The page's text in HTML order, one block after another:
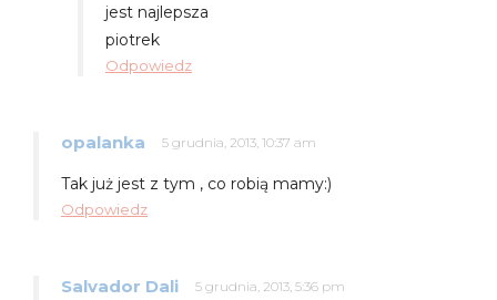
jest najlepsza
piotrek
Odpowiedz
opalanka 5 grudnia, 2013, 10:37 am
Tak już jest z tym , co robią mamy:)
Odpowiedz
Salvador Dali 5 grudnia, 2013, 5:36 pm